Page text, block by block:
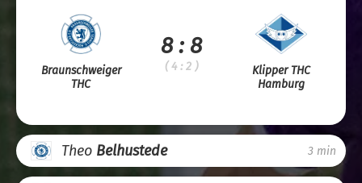
Braunschweiger
THC
8 : 8
( 4 : 2 )
Klipper THC
Hamburg
Theo Belhustede 3 min